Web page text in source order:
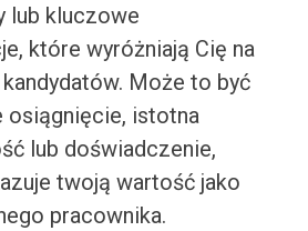
lub kluczowe
które wyróżniają Cię na
Może to być
osiągnięcie, istotna
lub doświadczenie,
twoją wartość jako
pracownika.